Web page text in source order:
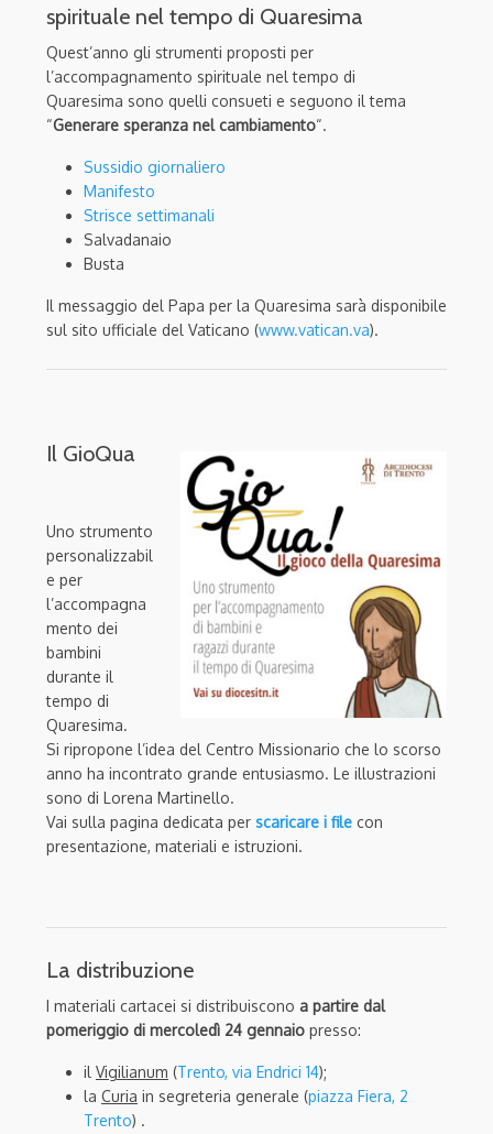
spirituale nel tempo di Quaresima
Quest’anno gli strumenti proposti per
l’accompagnamento spirituale nel tempo di
Quaresima sono quelli consueti e seguono il tema
“Generare speranza nel cambiamento“.
Sussidio giornaliero
Manifesto
Strisce settimanali
Salvadanaio
Busta
Il messaggio del Papa per la Quaresima sarà disponibile
sul sito ufficiale del Vaticano (www.vatican.va).
Il GioQua
Uno strumento
personalizzabil
e per
l’accompagna
mento dei
bambini
durante il
tempo di
Quaresima.
Si ripropone l’idea del Centro Missionario che lo scorso
anno ha incontrato grande entusiasmo. Le illustrazioni
sono di Lorena Martinello.
Vai sulla pagina dedicata per scaricare i file con
presentazione, materiali e istruzioni.
La distribuzione
I materiali cartacei si distribuiscono a partire dal
pomeriggio di mercoledì 24 gennaio presso:
il Vigilianum (Trento, via Endrici 14);
la Curia in segreteria generale (piazza Fiera, 2
Trento) .